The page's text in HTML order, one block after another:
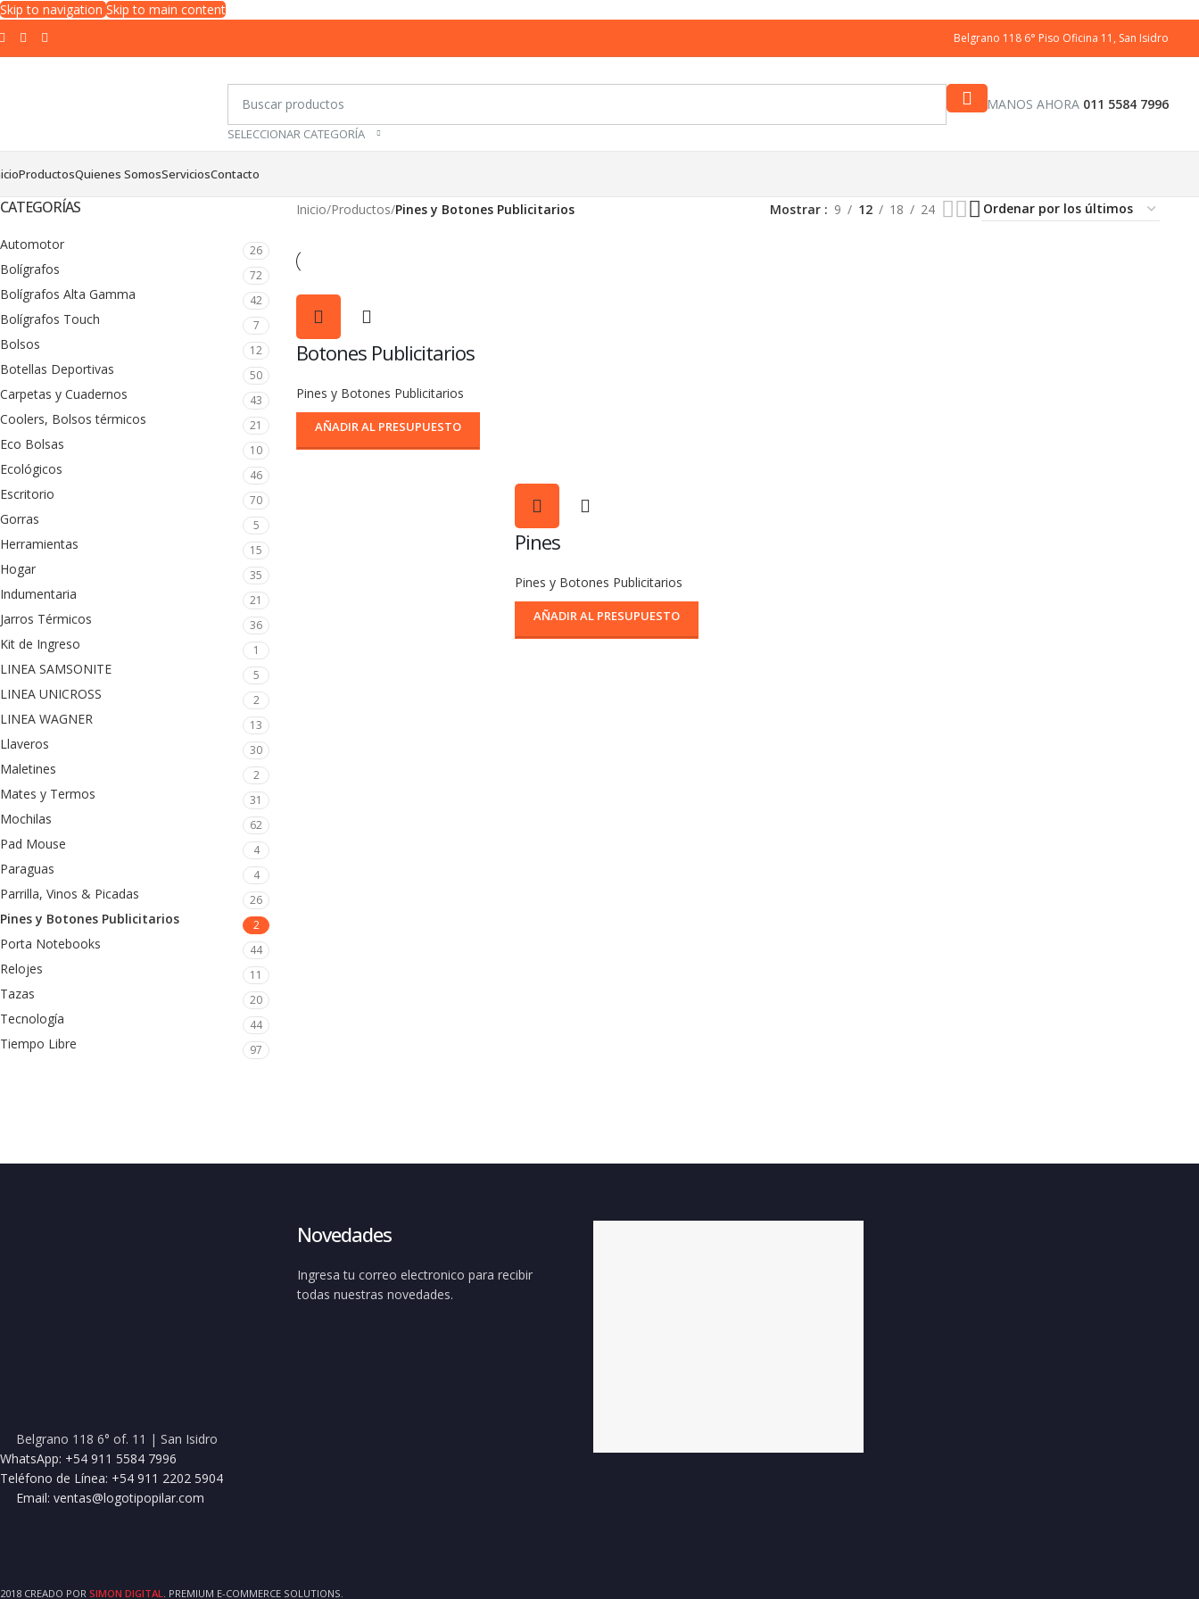
Skip to navigationSkip to main content
Belgrano 118 6° Piso Oficina 11, San Isidro
SELECCIONAR CATEGORÍA
LLAMANOS AHORA 011 5584 7996
ProductosQuienes SomosServiciosContacto
CATEGORÍAS
Automotor 26
Bolígrafos 72
Bolígrafos Alta Gamma 42
Bolígrafos Touch 7
Bolsos 12
Botellas Deportivas 50
Carpetas y Cuadernos 43
Coolers, Bolsos térmicos 21
Eco Bolsas 10
Ecológicos 46
Escritorio 70
Gorras 5
Herramientas 15
Hogar 35
Indumentaria 21
Jarros Térmicos 36
Kit de Ingreso 1
LINEA SAMSONITE 5
LINEA UNICROSS 2
LINEA WAGNER 13
Llaveros 30
Maletines 2
Mates y Termos 31
Mochilas 62
Pad Mouse 4
Paraguas 4
Parrilla, Vinos & Picadas 26
Pines y Botones Publicitarios 2
Porta Notebooks 44
Relojes 11
Tazas 20
Tecnología 44
Tiempo Libre 97
Inicio/Productos/Pines y Botones Publicitarios Mostrar 9 12 18 24
Botones Publicitarios
Pines y Botones Publicitarios
AÑADIR AL PRESUPUESTO
Pines
Pines y Botones Publicitarios
AÑADIR AL PRESUPUESTO
Belgrano 118 6° of. 11 | San Isidro
WhatsApp: +54 911 5584 7996
Teléfono de Línea: +54 911 2202 5904
Email: ventas@logotipopilar.com
Novedades
Ingresa tu correo electronico para recibir
todas nuestras novedades.
2018 CREADO POR SIMON DIGITAL . PREMIUM E-COMMERCE SOLUTIONS.